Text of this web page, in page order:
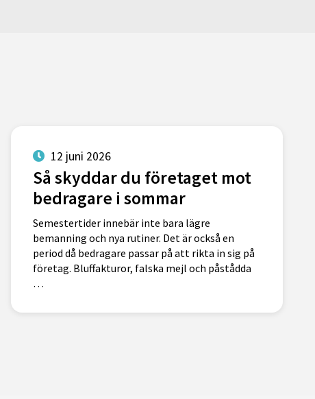
12 juni 2026
Så skyddar du företaget mot
bedragare i sommar
Semestertider innebär inte bara lägre
bemanning och nya rutiner. Det är också en
period då bedragare passar på att rikta in sig på
företag. Bluffakturor, falska mejl och påstådda
…